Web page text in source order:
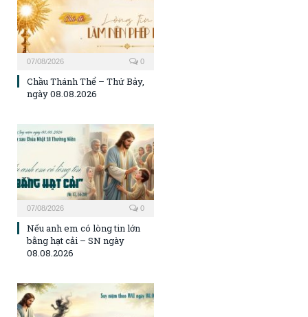
07/08/2026 0
Chầu Thánh Thể – Thứ Bảy,
ngày 08.08.2026
07/08/2026 0
Nếu anh em có lòng tin lớn
bằng hạt cải – SN ngày
08.08.2026